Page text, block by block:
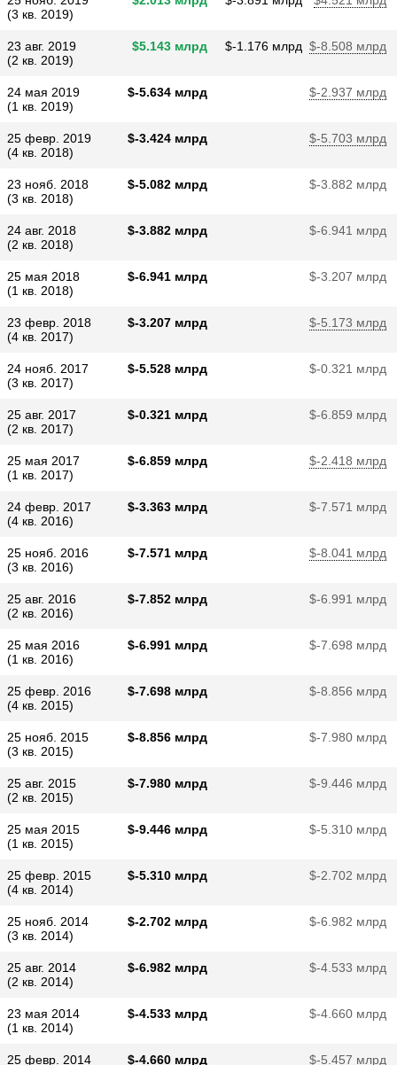
(3 кв. 2019)
23 авг. 2019
(2 кв. 2019)
$​5.143 млрд $​-1.176 млрд $​-8.508 млрд
24 мая 2019
(1 кв. 2019)
$​-5.634 млрд $​-2.937 млрд
25 февр. 2019
(4 кв. 2018)
$​-3.424 млрд $​-5.703 млрд
23 нояб. 2018
(3 кв. 2018)
$​-5.082 млрд $​-3.882 млрд
24 авг. 2018
(2 кв. 2018)
$​-3.882 млрд $​-6.941 млрд
25 мая 2018
(1 кв. 2018)
$​-6.941 млрд $​-3.207 млрд
23 февр. 2018
(4 кв. 2017)
$​-3.207 млрд $​-5.173 млрд
24 нояб. 2017
(3 кв. 2017)
$​-5.528 млрд $​-0.321 млрд
25 авг. 2017
(2 кв. 2017)
$​-0.321 млрд $​-6.859 млрд
25 мая 2017
(1 кв. 2017)
$​-6.859 млрд $​-2.418 млрд
24 февр. 2017
(4 кв. 2016)
$​-3.363 млрд $​-7.571 млрд
25 нояб. 2016
(3 кв. 2016)
$​-7.571 млрд $​-8.041 млрд
25 авг. 2016
(2 кв. 2016)
$​-7.852 млрд $​-6.991 млрд
25 мая 2016
(1 кв. 2016)
$​-6.991 млрд $​-7.698 млрд
25 февр. 2016
(4 кв. 2015)
$​-7.698 млрд $​-8.856 млрд
25 нояб. 2015
(3 кв. 2015)
$​-8.856 млрд $​-7.980 млрд
25 авг. 2015
(2 кв. 2015)
$​-7.980 млрд $​-9.446 млрд
25 мая 2015
(1 кв. 2015)
$​-9.446 млрд $​-5.310 млрд
25 февр. 2015
(4 кв. 2014)
$​-5.310 млрд $​-2.702 млрд
25 нояб. 2014
(3 кв. 2014)
$​-2.702 млрд $​-6.982 млрд
25 авг. 2014
(2 кв. 2014)
$​-6.982 млрд $​-4.533 млрд
23 мая 2014
(1 кв. 2014)
$​-4.533 млрд $​-4.660 млрд
25 февр. 2014 $​-4.660 млрд $​-5.457 млрд